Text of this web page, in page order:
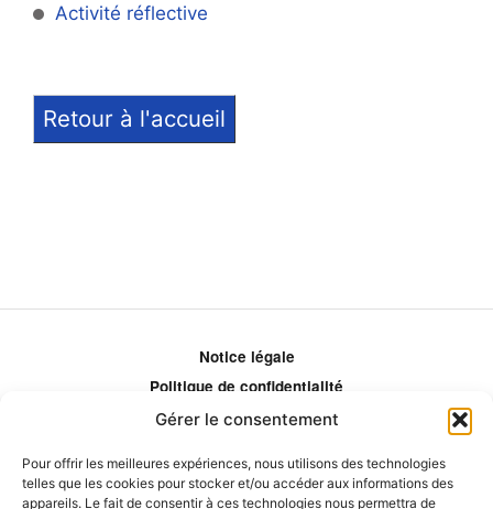
Gérer le consentement
Pour offrir les meilleures expériences, nous utilisons des technologies
telles que les cookies pour stocker et/ou accéder aux informations des
appareils. Le fait de consentir à ces technologies nous permettra de
Activité réflective
Retour à l'accueil
Notice légale
Politique de confidentialité
Politique de remboursement
Comment ça marche?